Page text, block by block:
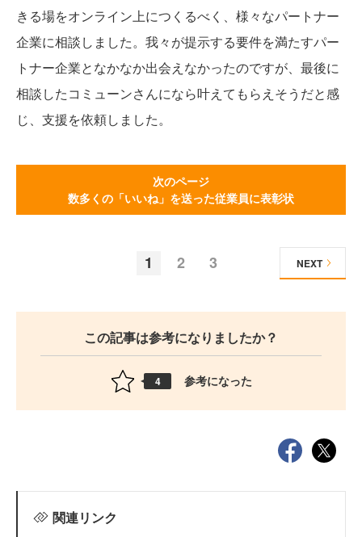
きる場をオンライン上につくるべく、様々なパートナー
企業に相談しました。我々が提示する要件を満たすパー
トナー企業となかなか出会えなかったのですが、最後に
相談したコミューンさんになら叶えてもらえそうだと感
じ、支援を依頼しました。
次のページ
数多くの「いいね」を送った従業員に表彰状
1 2 3 NEXT
この記事は参考になりましたか？
4 参考になった
関連リンク